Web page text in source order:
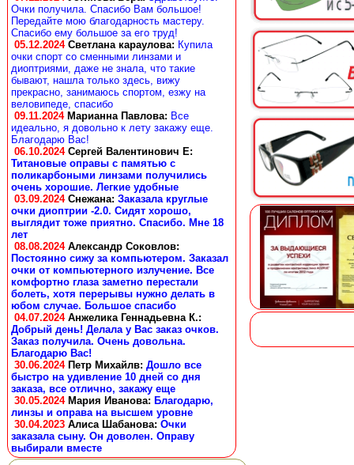
Очки получила. Спасибо Вам большое!
Передайте мою благодарность мастеру.
Спасибо ему большое за его труд!
05.12.2024 Светлана караулова: Купила
очки спорт со сменными линзами и
диоптриями, даже не знала, что такие
бывают, нашла только здесь, вижу
прекрасно, занимаюсь спортом, езжу на
веловипеде, спасибо
09.11.2024 Марианна Павлова: Все
идеально, я довольно к лету закажу еще.
Благодарю Вас!
06.10.2024 Сергей Валентинович Е:
Титановые оправы с памятью с
поликарбоными линзами получились
очень хорошие. Легкие удобные
03.09.2024 Снежана: Заказала круглые
очки диоптрии -2.0. Сидят хорошо,
выглядит тоже приятно. Спасибо. Мне 18
лет
08.08.2024 Александр Соковлов:
Постоянно сижу за компьютером. Заказал
очки от компьютерного излучение. Все
комфортно глаза заметно перестали
болеть, хотя перерывы нужно делать в
юбом случае. Большое спасибо
04.07.2024 Анжелика Геннадьевна К.:
Добрый день! Делала у Вас заказ очков.
Заказ получила. Очень довольна.
Благодарю Вас!
30.06.2024 Петр Михайлв: Дошло все
быстро на удивление 10 дней со дня
заказа, все отлично, закажу еще
30.05.2024 Мария Иванова: Благодарю,
линзы и оправа на высшем уровне
30.04.2023 Алиса Шабанова: Очки
заказала сыну. Он доволен. Оправу
выбирали вместе